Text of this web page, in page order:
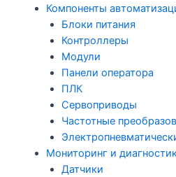
Компоненты
Блоки питания
Контроллеры
Модули
Панели оператора
ПЛК
Сервоприводы
Частотные
Мониторинг и
Датчики